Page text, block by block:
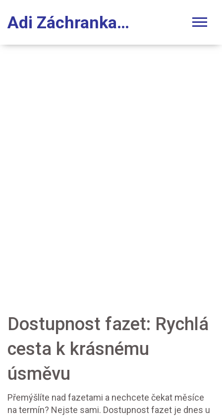
Adi Záchranka Stomatologie
Dostupnost fazet: Rychlá
cesta k krásnému
úsměvu
Přemýšlíte nad fazetami a nechcete čekat měsíce
na termín? Nejste sami. Dostupnost fazet je dnes u